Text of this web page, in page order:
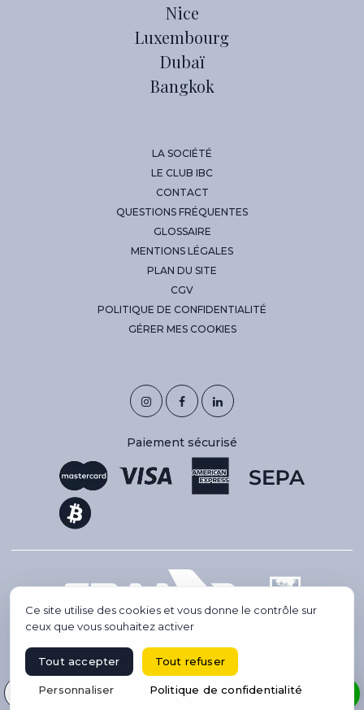
RÉSERVER UN VOL
Sélectionnez votre langue
Nice
Luxembourg
Dubaï
Bangkok
LA SOCIÉTÉ
LE CLUB IBC
CONTACT
QUESTIONS FRÉQUENTES
GLOSSAIRE
MENTIONS LÉGALES
PLAN DU SITE
CGV
POLITIQUE DE CONFIDENTIALITÉ
GÉRER MES COOKIES
Paiement sécurisé
Copyright 2026 © IBC AVIATION. Tous droits réservés.
Location de jet privé, voyage de groupe en avion, conciergerie haut
Ce site utilise des cookies et vous donne le contrôle sur
ceux que vous souhaitez activer
Tout accepter Tout refuser
Personnaliser Politique de confidentialité